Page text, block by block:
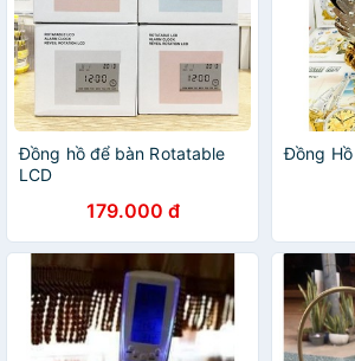
Đồng hồ để bàn Rotatable
LCD
179.000 đ
Đồng